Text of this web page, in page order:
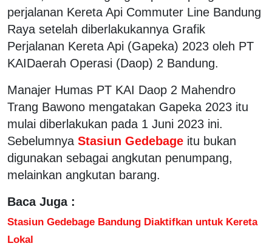
perjalanan Kereta Api Commuter Line Bandung
Raya setelah diberlakukannya Grafik
Perjalanan Kereta Api (Gapeka) 2023 oleh PT
KAIDaerah Operasi (Daop) 2 Bandung.
Manajer Humas PT KAI Daop 2 Mahendro
Trang Bawono mengatakan Gapeka 2023 itu
mulai diberlakukan pada 1 Juni 2023 ini.
Sebelumnya Stasiun Gedebage itu bukan
digunakan sebagai angkutan penumpang,
melainkan angkutan barang.
Baca Juga :
Stasiun Gedebage Bandung Diaktifkan untuk Kereta
Lokal